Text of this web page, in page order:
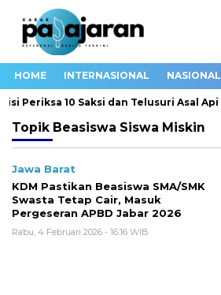
HOME INTERNASIONAL NASIONAL
Periksa 10 Saksi dan Telusuri Asal Api
Topik Beasiswa Siswa Miskin
Jawa Barat
KDM Pastikan Beasiswa SMA/SMK
Swasta Tetap Cair, Masuk
Pergeseran APBD Jabar 2026
Rabu, 4 Februari 2026 - 16:16 WIB